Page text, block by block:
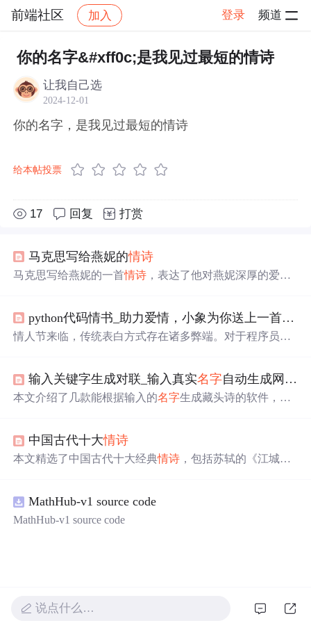
前端社区 加入 登录 频道
社区 前端社区 感慨 帖子详情
你的名字&#xff0c;是我见过最短的情诗
让我自己选
2024-12-01
你的名字，是我见过最短的情诗
给本帖投票
17 回复 打赏
马克思写给燕妮的情诗
马克思写给燕妮的一首情诗 ，表达了他对燕妮深厚的爱情
渴望让全世界都知道这个名字就是爱情。 python代码情书_助力爱情，小象为你送上一首python写的
情人节来临，传统表白方式存在诸多弊端。对于程序员而
彰显内心，提升表白格调。
输入关键字生成对联_输入真实名字自动生成网名，
本文介绍了几款能根据输入的名字生成藏头诗的软件，包
定制诗歌。
中国古代十大情诗
本文精选了中国古代十大经典情诗 ，包括苏轼的《江城
MathHub-v1 source code
MathHub-v1 source code
说点什么…